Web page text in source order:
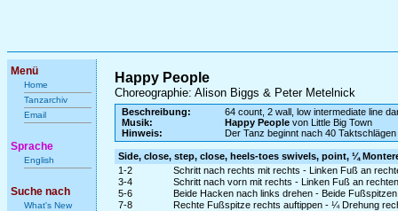
Menü
Home
Tanzarchiv
Email
Sprache
English
Suche nach
What's New
Happy People
Choreographie: Alison Biggs & Peter Metelnick
Beschreibung:
64 count, 2 wall, low intermediate line
Musik:
Happy Peoplevon Little Big Town
Hinweis:
Der Tanz beginnt nach 40
Side, close, step, close, heels-toes swivels, point, ¼
1-2
Schritt nach rechts mit rechts - Linken Fuß an
3-4
Schritt nach vorn mit rechts - Linken Fuß an
5-6
Beide Hacken nach links drehen - Beide
7-8
Rechte Fußspitze rechts auftippen - ¼ Drehung